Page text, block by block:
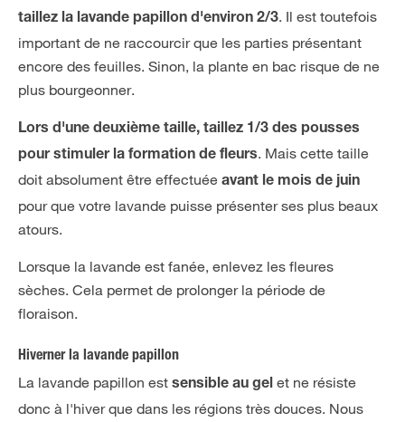
taillez la lavande papillon d'environ 2/3. Il est toutefois
important de ne raccourcir que les parties présentant
encore des feuilles. Sinon, la plante en bac risque de ne
plus bourgeonner.
Lors d'une deuxième taille, taillez 1/3 des pousses
pour stimuler la formation de fleurs. Mais cette taille
doit absolument être effectuée avant le mois de juin
pour que votre lavande puisse présenter ses plus beaux
atours.
Lorsque la lavande est fanée, enlevez les fleures
sèches. Cela permet de prolonger la période de
floraison.
Hiverner la lavande papillon
La lavande papillon est sensible au gel et ne résiste
donc à l'hiver que dans les régions très douces. Nous